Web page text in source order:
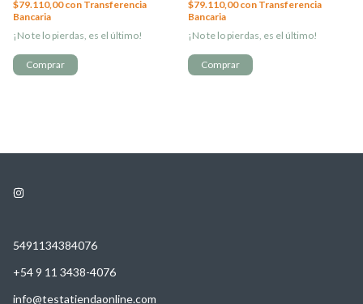
$79.110,00con Transferencia
Bancaria
¡No te lo pierdas, es el último!
$79.110,00con Transferencia
Bancaria
¡No te lo pierdas, es el último!
5491134384076
+54 9 11 3438-4076
info@testatiendaonline.com